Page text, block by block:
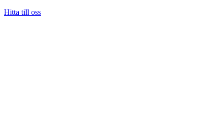
Hitta till oss